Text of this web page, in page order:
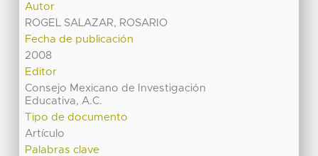
Autor
ROGEL SALAZAR, ROSARIO
Fecha de publicación
2008
Editor
Consejo Mexicano de Investigación
Educativa, A.C.
Tipo de documento
Artículo
Palabras clave